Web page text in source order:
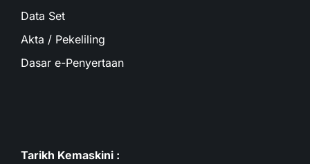
Data Set
Akta / Pekeliling
Dasar e-Penyertaan
Tarikh Kemaskini :